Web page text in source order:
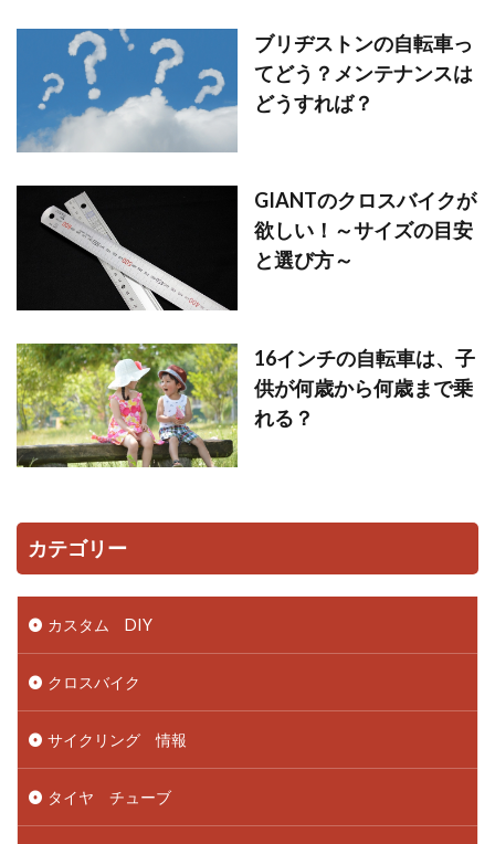
ブリヂストンの自転車っ
てどう？メンテナンスは
どうすれば？
GIANTのクロスバイクが
欲しい！～サイズの目安
と選び方～
16インチの自転車は、子
供が何歳から何歳まで乗
れる？
カテゴリー
カスタム DIY
クロスバイク
サイクリング 情報
タイヤ チューブ